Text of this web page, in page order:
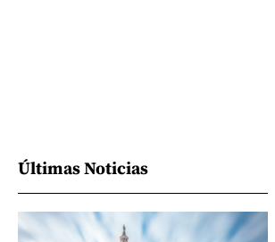
Últimas Noticias